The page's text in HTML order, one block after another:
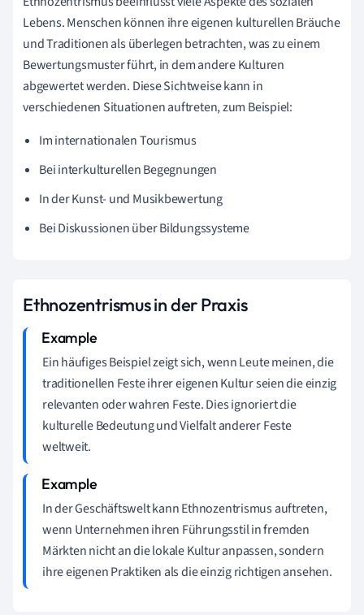
Lebens. Menschen können ihre eigenen kulturellen Bräuche
und Traditionen als überlegen betrachten, was zu einem
Bewertungsmuster führt, in dem andere Kulturen
abgewertet werden. Diese Sichtweise kann in
verschiedenen Situationen auftreten, zum Beispiel:
Im internationalen Tourismus
Bei interkulturellen Begegnungen
In der Kunst- und Musikbewertung
Bei Diskussionen über Bildungssysteme
Ethnozentrismus in der Praxis
Ein häufiges Beispiel zeigt sich, wenn Leute meinen, die
traditionellen Feste ihrer eigenen Kultur seien die einzig
relevanten oder wahren Feste. Dies ignoriert die
kulturelle Bedeutung und Vielfalt anderer Feste
weltweit.
In der Geschäftswelt kann Ethnozentrismus auftreten,
wenn Unternehmen ihren Führungsstil in fremden
Märkten nicht an die lokale Kultur anpassen, sondern
ihre eigenen Praktiken als die einzig richtigen ansehen.